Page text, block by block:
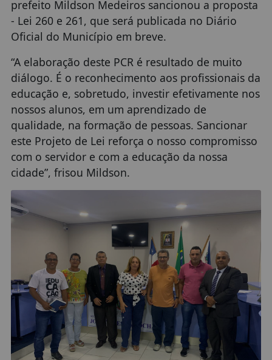
prefeito Mildson Medeiros sancionou a proposta
- Lei 260 e 261, que será publicada no Diário
Oficial do Município em breve.
“A elaboração deste PCR é resultado de muito
diálogo. É o reconhecimento aos profissionais da
educação e, sobretudo, investir efetivamente nos
nossos alunos, em um aprendizado de
qualidade, na formação de pessoas. Sancionar
este Projeto de Lei reforça o nosso compromisso
com o servidor e com a educação da nossa
cidade”, frisou Mildson.